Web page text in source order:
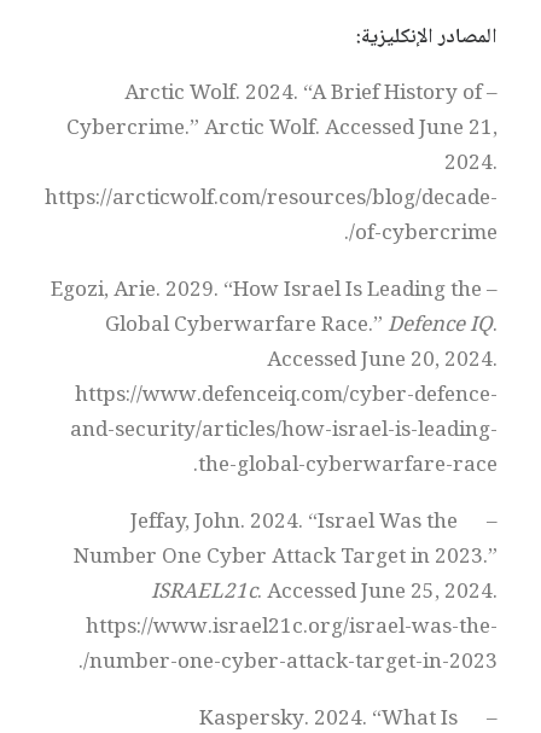
المصادر الإنكليزية:
– Arctic Wolf. 2024. “A Brief History of
Cybercrime.” Arctic Wolf. Accessed June 21,
2024.
https://arcticwolf.com/resources/blog/decade-
of-cybercrime/.
– Egozi, Arie. 2029. “How Israel Is Leading the
Global Cyberwarfare Race.”Defence IQ.
Accessed June 20, 2024.
https://www.defenceiq.com/cyber-defence-
and-security/articles/how-israel-is-leading-
the-global-cyberwarfare-race.
– Jeffay, John. 2024. “Israel Was the
Number One Cyber Attack Target in 2023.”
ISRAEL21c. Accessed June 25, 2024.
https://www.israel21c.org/israel-was-the-
number-one-cyber-attack-target-in-2023/.
– Kaspersky. 2024. “What Is